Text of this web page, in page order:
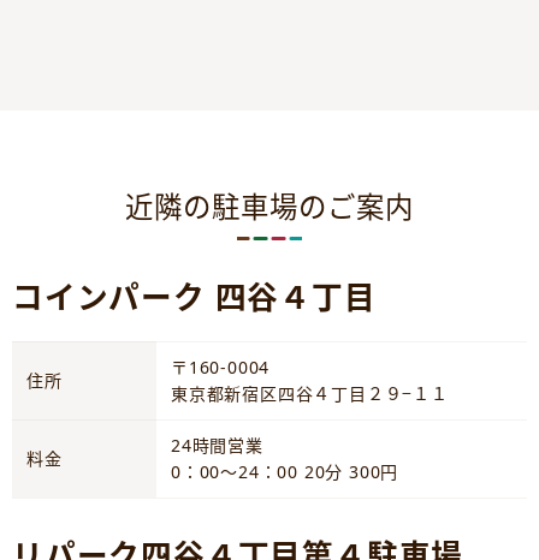
近隣の駐車場のご案内
コインパーク 四谷４丁目
住所
〒160-0004
東京都新宿区四谷４丁目２９−１１
料金
24時間営業
0：00～24：00 20分 300円